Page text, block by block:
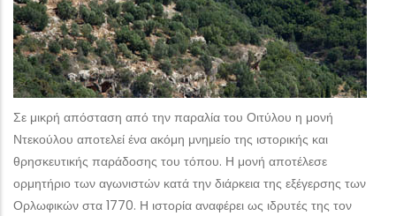
Σε μικρή απόσταση από την παραλία του Οιτύλου η μονή
Ντεκούλου αποτελεί ένα ακόμη μνημείο της ιστορικής και
θρησκευτικής παράδοσης του τόπου. Η μονή αποτέλεσε
ορμητήριο των αγωνιστών κατά την διάρκεια της εξέγερσης των
Ορλωφικών στα 1770. Η ιστορία αναφέρει ως ιδρυτές της τον